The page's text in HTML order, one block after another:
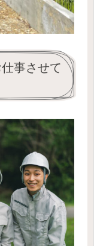
事させて